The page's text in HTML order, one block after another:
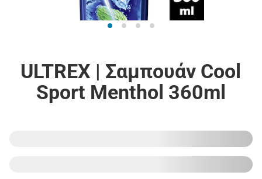
ULTREX | Σαμπουάν Cool
Sport Menthol 360ml